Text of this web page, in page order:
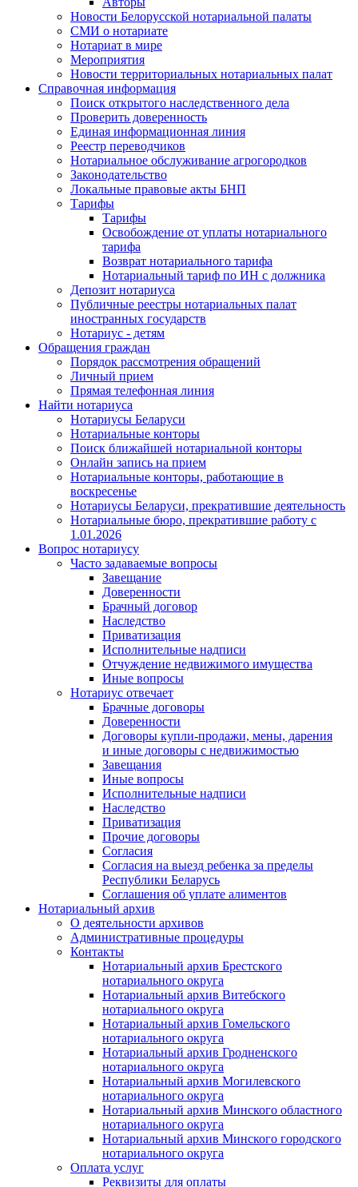
Новости Белорусской нотариальной палаты
СМИ о нотариате
Нотариат в мире
Мероприятия
Новости территориальных нотариальных палат
Справочная информация
Поиск открытого наследственного дела
Проверить доверенность
Единая информационная линия
Реестр переводчиков
Нотариальное обслуживание агрогородков
Законодательство
Локальные правовые акты БНП
Тарифы
Тарифы
Освобождение от уплаты нотариального
тарифа
Возврат нотариального тарифа
Нотариальный тариф по ИН с должника
Депозит нотариуса
Публичные реестры нотариальных палат
иностранных государств
Нотариус - детям
Обращения граждан
Порядок рассмотрения обращений
Личный прием
Прямая телефонная линия
Найти нотариуса
Нотариусы Беларуси
Нотариальные конторы
Поиск ближайшей нотариальной конторы
Онлайн запись на прием
Нотариальные конторы, работающие в
воскресенье
Нотариусы Беларуси, прекратившие деятельность
Нотариальные бюро, прекратившие работу с
1.01.2026
Вопрос нотариусу
Часто задаваемые вопросы
Завещание
Доверенности
Брачный договор
Наследство
Приватизация
Исполнительные надписи
Отчуждение недвижимого имущества
Иные вопросы
Нотариус отвечает
Брачные договоры
Доверенности
Договоры купли-продажи, мены, дарения
и иные договоры с недвижимостью
Завещания
Иные вопросы
Исполнительные надписи
Наследство
Приватизация
Прочие договоры
Согласия
Согласия на выезд ребенка за пределы
Республики Беларусь
Соглашения об уплате алиментов
Нотариальный архив
О деятельности архивов
Административные процедуры
Контакты
Нотариальный архив Брестского
нотариального округа
Нотариальный архив Витебского
нотариального округа
Нотариальный архив Гомельского
нотариального округа
Нотариальный архив Гродненского
нотариального округа
Нотариальный архив Могилевского
нотариального округа
Нотариальный архив Минского областного
нотариального округа
Нотариальный архив Минского городского
нотариального округа
Оплата услуг
Реквизиты для оплаты